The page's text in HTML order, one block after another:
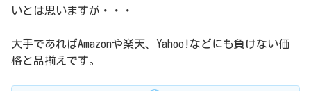
いとは思いますが・・・
大手であればAmazonや楽天、Yahoo!などにも負けない価
格と品揃えです。